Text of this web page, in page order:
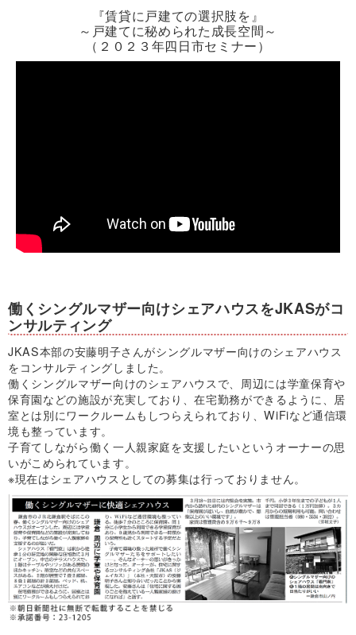
『賃貸に戸建ての選択肢を』
～戸建てに秘められた成長空間～
（２０２３年四日市セミナー）
働くシングルマザー向けシェアハウスをJKASがコ
ンサルティング
JKAS本部の安藤明子さんがシングルマザー向けのシェアハウス
をコンサルティングしました。
働くシングルマザー向けのシェアハウスで、周辺には学童保育や
保育園などの施設が充実しており、在宅勤務ができるように、居
室とは別にワークルームもしつらえられており、WiFiなど通信環
境も整っています。
子育てしながら働く一人親家庭を支援したいというオーナーの思
いがこめられています。
※現在はシェアハウスとしての募集は行っておりません。